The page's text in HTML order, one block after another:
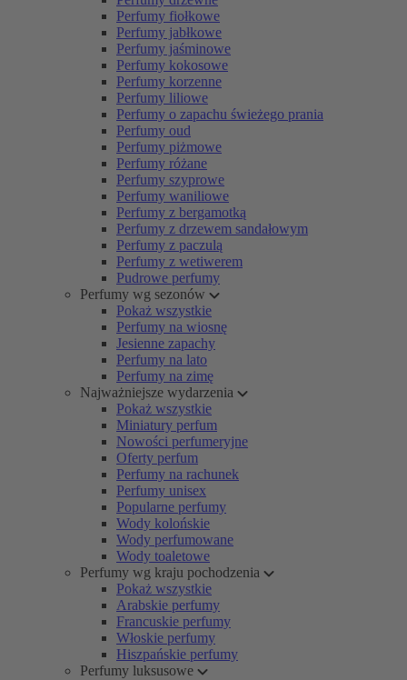
Perfumy fiołkowe
Perfumy jabłkowe
Perfumy jaśminowe
Perfumy kokosowe
Perfumy korzenne
Perfumy liliowe
Perfumy o zapachu świeżego prania
Perfumy oud
Perfumy piżmowe
Perfumy różane
Perfumy szyprowe
Perfumy waniliowe
Perfumy z bergamotką
Perfumy z drzewem sandałowym
Perfumy z paczulą
Perfumy z wetiwerem
Pudrowe perfumy
Perfumy wg sezonów
Pokaż wszystkie
Perfumy na wiosnę
Jesienne zapachy
Perfumy na lato
Perfumy na zimę
Najważniejsze wydarzenia
Pokaż wszystkie
Miniatury perfum
Nowości perfumeryjne
Oferty perfum
Perfumy na rachunek
Perfumy unisex
Popularne perfumy
Wody kolońskie
Wody perfumowane
Wody toaletowe
Perfumy wg kraju pochodzenia
Pokaż wszystkie
Arabskie perfumy
Francuskie perfumy
Włoskie perfumy
Hiszpańskie perfumy
Perfumy luksusowe